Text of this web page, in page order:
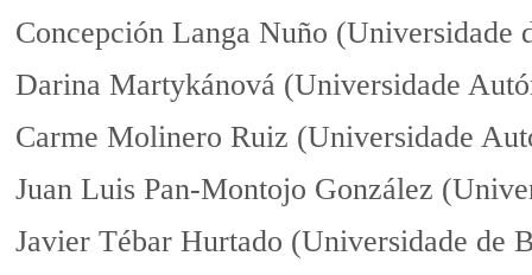
Concepción Langa Nuño (Universidade
Darina Martykánová (Universidade
Carme Molinero Ruiz (Universidade
Juan Luis Pan-Montojo González
Javier Tébar Hurtado (Universidade de